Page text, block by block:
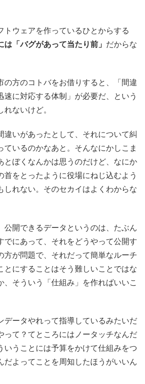
トウェアを作っているひとからする
は「バグがあって当たり前」 だからな
の方のコトバをお借りすると、「間違
速に対応する体制」が必要だ、という
れないけど。
違いがあったとして、それについて糾
ているのかなあと。そんなにかしこま
とぼくなんかは思うのだけど、なにか
首をとったように役場にねじ込むよう
しれない。そのセカイはよくわからな
公開できるデータというのは、たぶん
でにあって、それをどうやって公開す
方が問題で、それだって簡単なルーチ
とにすることはそう難しいことではな
、そういう「仕組み」を作ればいいこ
データやれって指導しているみたいだ
って？てところにはノータッチなんだ
いうことには予算をかけて仕組みをつ
だよってことを周知したほうがいいん